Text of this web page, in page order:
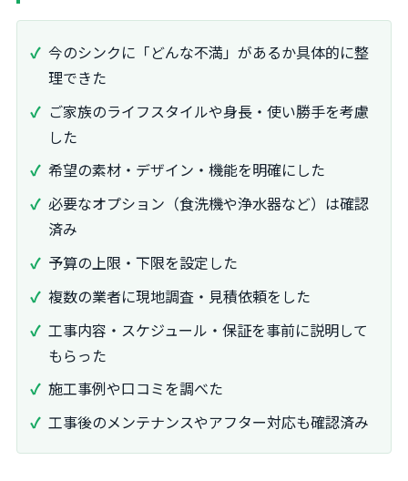
今のシンクに「どんな不満」があるか具体的に整
理できた
ご家族のライフスタイルや身長・使い勝手を考慮
した
希望の素材・デザイン・機能を明確にした
必要なオプション（食洗機や浄水器など）は確認
済み
予算の上限・下限を設定した
複数の業者に現地調査・見積依頼をした
工事内容・スケジュール・保証を事前に説明して
もらった
施工事例や口コミを調べた
工事後のメンテナンスやアフター対応も確認済み